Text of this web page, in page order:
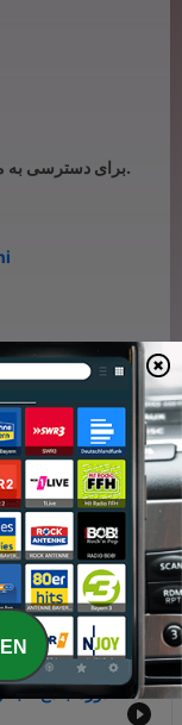
برای دسترسی به مطالب دسته بندی شده به وبسایت ما مراجعه کنید.
more information.
Lautstärke x
00:00
دوره جامع